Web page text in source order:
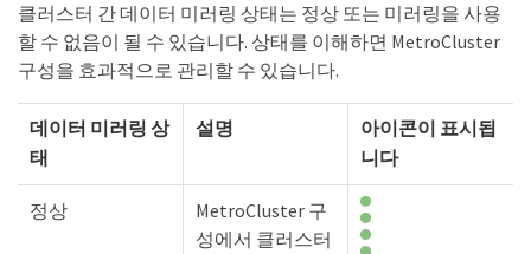
클러스터 간 데이터 미러링 상태는 정상 또는 미러링을 사용
할 수 없음이 될 수 있습니다. 상태를 이해하면 MetroCluster
구성을 효과적으로 관리할 수 있습니다.
데이터 미러링 상
태
설명
아이콘이 표시됩
니다
정상
MetroCluster 구
성에서 클러스터